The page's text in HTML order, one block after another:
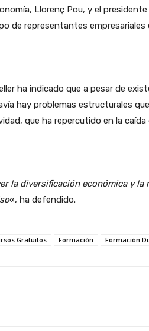
Llorenç Pou, y el
de representantes
ha indicado que a pesar de
hay problemas estructurales
que ha repercutido en la
la diversificación económica y la
«, ha defendido.
Gratuitos Formación Formación